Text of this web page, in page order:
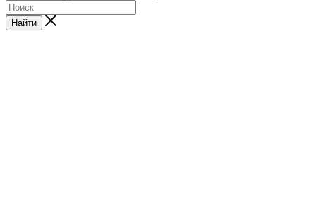
Найти